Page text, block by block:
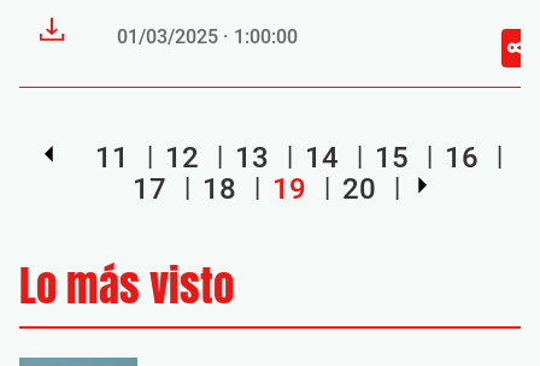
01/03/2025 · 1:00:00
11 12 13 14 15
16
17
18 19 20
Lo más visto